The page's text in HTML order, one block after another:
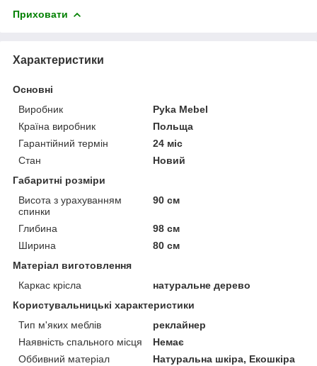
Приховати
Характеристики
Основні
Виробник
Pyka Mebel
Країна виробник
Польща
Гарантійний термін
24 міс
Стан
Новий
Габаритні розміри
Висота з урахуванням
спинки
90 см
Глибина
98 см
Ширина
80 см
Матеріал виготовлення
Каркас крісла
натуральне дерево
Користувальницькі характеристики
Тип м'яких меблів
реклайнер
Наявність спального місця
Немає
Оббивний матеріал
Натуральна шкіра, Екошкіра